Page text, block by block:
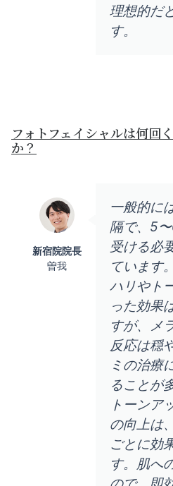
理想的だ
す。
フォトフェイシャルは何回
か？
一般的に
隔で、5
受ける必
ています
ハリやト
った効果
すが、メ
反応は穏
ミの治療
ることが
トーンア
の向上は
ごとに効
す。肌へ
新宿院院長
曽我